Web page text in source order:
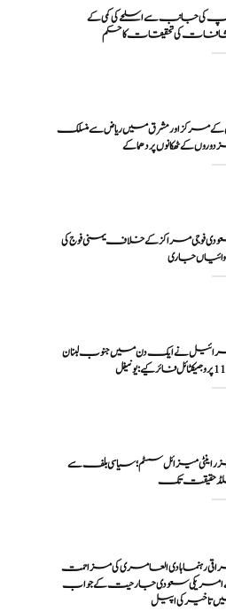
کی جانب سے اسلحے کی کمی کے
کی تحقیقات کا حکم
کے مرکز اور مشرق میں ریاض سے منسلک
کے ٹھکانوں پر دھماکے
فوجی مراکز کے خلاف یمنی فوج کی
نے ایک دن میں جنوب لبنان
اینٹی میزائل سسٹم؛ سیاسی بلف سے
حقیقت تک
رہنما ہادی العامری کی مزاحمت
امریکی سعودی جارحیت کے جواب
تاخیر کی اپیل